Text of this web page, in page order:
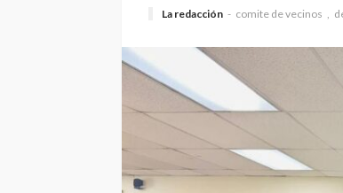
La redacción comite de vecinos